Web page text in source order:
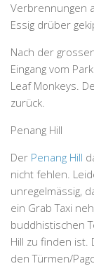
Verbrennungen
Essig drüber
Nach der
Eingang vom
Leaf Monkeys.
zurück.
Penang Hill
Der Penang Hill
nicht fehlen.
unregelmässig,
ein Grab Taxi
buddhistischen
Hill zu finden ist.
den Türmen/